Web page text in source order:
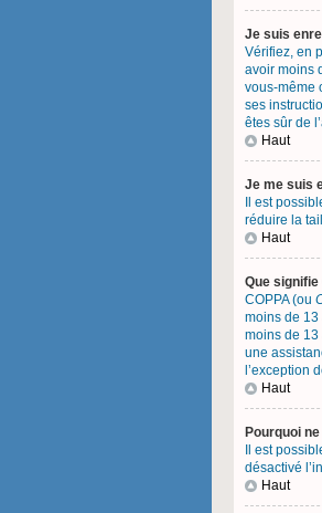
Je suis
Vérifiez, en
avoir moins
vous-même
ses
êtes sûr de
Haut
Je me suis
Il est
réduire la
Haut
Que signifie
COPPA (ou
moins de
moins de 13
une
l’exception
Haut
Pourquoi
Il est
désactivé
Haut